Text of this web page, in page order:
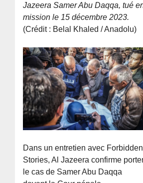
Jazeera Samer Abu Daqqa, tué
mission le 15 décembre 2023.
(Crédit : Belal Khaled / Anadolu)
Dans un entretien avec Forbidden
Stories, Al Jazeera confirme
le cas de Samer Abu Daqqa